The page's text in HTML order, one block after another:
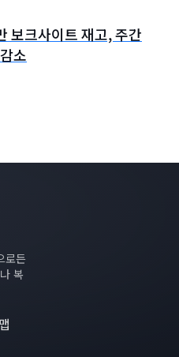
보크사이트 재고, 주간
소
로든
복